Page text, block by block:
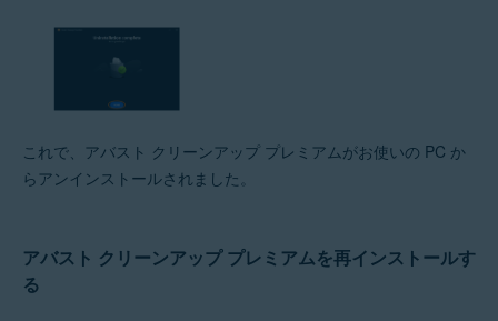
これで、アバスト クリーンアップ プレミアムがお使いの PC か
らアンインストールされました。
アバスト クリーンアップ プレミアムを再インストールす
る